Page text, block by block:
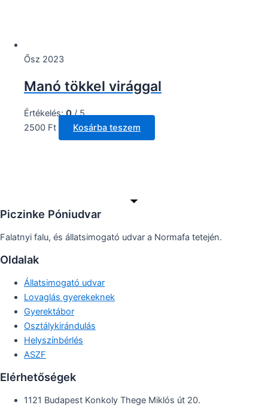
Ősz 2023
Manó tökkel virággal
Értékelés:0/ 5
2500 Ft Kosárba teszem
Piczinke Póniudvar
Falatnyi falu, és állatsimogató udvar a Normafa tetején.
Oldalak
Állatsimogató udvar
Lovaglás gyerekeknek
Gyerektábor
Osztálykirándulás
Helyszínbérlés
ASZF
Elérhetőségek
1121 Budapest Konkoly Thege Miklós út 20.